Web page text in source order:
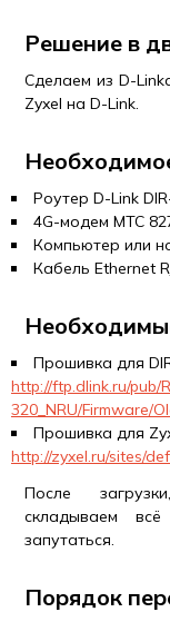
Решение в
Сделаем из D-
Zyxel на D-Link.
Роутер D-Link
4G-модем МТС
Компьютер или
Кабель Ethernet
Прошивка для
http://ftp.dlink.ru/pub/
320_NRU/Firmware/
Прошивка для
http://zyxel.ru/sites/
После
складываем
запутаться.
Порядок